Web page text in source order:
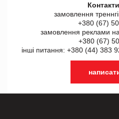
замовлення
+380 (67)
замовлення реклами
+380 (67)
інші питання: +380 (44) 383